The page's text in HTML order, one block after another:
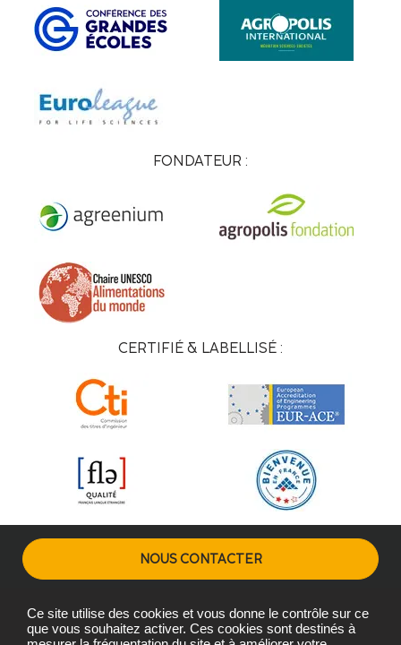
FONDATEUR :
CERTIFIÉ & LABELLISÉ :
NOUS CONTACTER
Plans d'accès Mentions légales Gestion des cookies
Ce site utilise des cookies et vous donne le contrôle sur ce
que vous souhaitez activer. Ces cookies sont destinés à